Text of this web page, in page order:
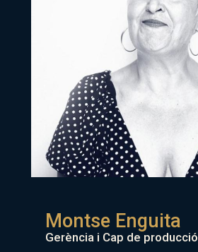
Montse Enguita
Gerència i Cap de producció